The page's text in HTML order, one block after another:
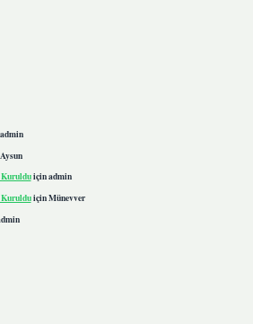
admin
Aysun
Kurulduiçinadmin
KurulduiçinMünevver